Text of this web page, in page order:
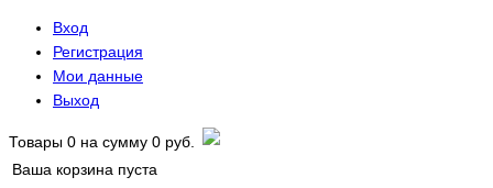
Вход
Регистрация
Мои данные
Выход
Товары 0 на сумму 0 руб.
Ваша корзина пуста